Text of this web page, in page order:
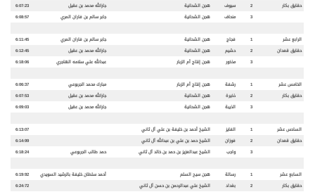
حقايق بكار
2 سيوف هجن الشحانية جارالله محمد بن عقيل
6:07:23
3
منحاف هجن الشحانية جابر سالم بن فاران المري 6:08:57
الرابع عشر 1 فجاج هجن الشحانية جابر سالم بن فاران المري
6:11:45
حقايق قعدان
2 حشيم هجن الشحانية جارالله محمد بن عقيل
6:12:45
3
مذخور هجن إنتاج أم الزبار عبدالله علي سلامه الهاجري 6:18:06
الخامس عشر 1 رشفة هجن إنتاج أم الزبار مبارك محمد الجربوعي
6:06:37
حقايق بكار
2 ذخيرة هجن الشحانية جارالله محمد بن عقيل
6:07:53
3
الذيبة هجن الشحانية جارالله محمد بن عقيل 6:09:03
السادس عشر 1 الفايز الشيخ أحمد بن خليفة بن علي آل ثاني
6:13:07
حقايق قعدان
2 فوزان الشيخ حمد بن علي بن عبدالله آل ثاني
6:14:99
3
واجب الشيخ عبدالعزيز بن حمد بن خالد آل ثاني حمد طالب الجربوعي 6:18:24
السابع عشر 1 رسالة هجن سيح السلم أحمد سلطان خليفة بالرشيد السويدي
6:19:92
حقايق بكار
2 بغداد الشيخ علي عبدالرحمن بن حسن آل ثاني
6:24:72